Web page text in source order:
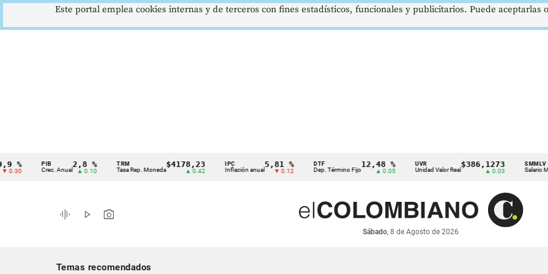
Cintillo
indicadores
económicos
PIB
Crec. Anual
2,8 %
▲ 0.10
TRM
Tasa Rep. Moneda
$4178,23
▲ 0.42
IPC
Inflación anual
5,81 %
▼ 0.12
DTF
Dep. Término Fijo
12,48 %
▲ 0.05
UVR
Unidad Valor Real
$386,1273
▲ 0.03
SMMLV
Salario Mínimo
graphic_eq play_arrow photo_camera
Sábado, 8 de Agosto de 2026
Temas recomendados
Este portal emplea cookies internas y de terceros con fines estadísticos, funcionales y publicitarios. Puede aceptarlas